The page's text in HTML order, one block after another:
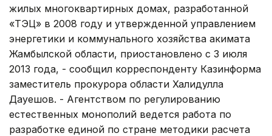
жилых многоквартирных домах, разработанной
«ТЭЦ» в 2008 году и утвержденной управлением
энергетики и коммунального хозяйства акимата
Жамбылской области, приостановлено с 3 июля
2013 года, - сообщил корреспонденту Казинформа
заместитель прокурора области Халидулла
Дауешов. - Агентством по регулированию
естественных монополий ведется работа по
разработке единой по стране методики расчета